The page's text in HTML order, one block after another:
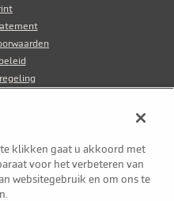
voorbehouden 2026
te klikken gaat u akkoord met
voor het verbeteren van
websitegebruik en om ons te